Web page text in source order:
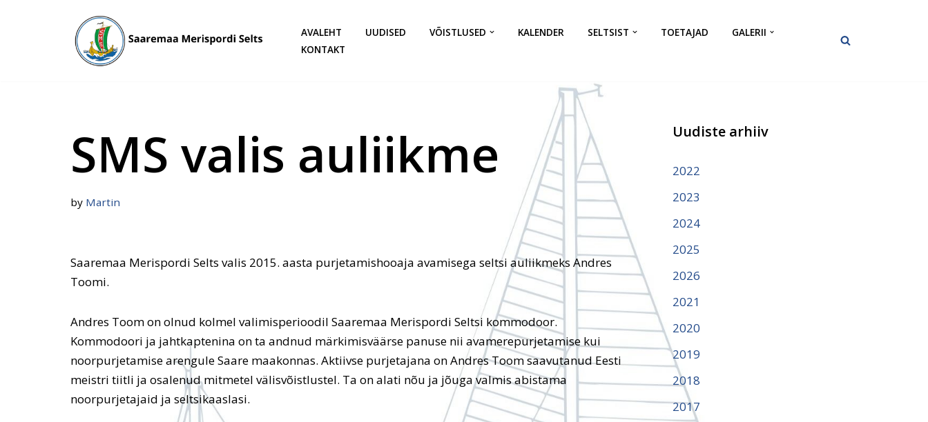
AVALEHT UUDISED VÕISTLUSED KALENDER SELTSIST TOETAJAD
GALERII
KONTAKT
SMS valis auliikme
by Martin
Saaremaa Merispordi Selts valis 2015. aasta purjetamishooaja avamisega seltsi auliikmeks Andres
Toomi.
Andres Toom on olnud kolmel valimisperioodil Saaremaa Merispordi Seltsi kommodoor.
Kommodoori ja jahtkaptenina on ta andnud märkimisväärse panuse nii avamerepurjetamise kui
noorpurjetamise arengule Saare maakonnas. Aktiivse purjetajana on Andres Toom saavutanud Eesti
meistri tiitli ja osalenud mitmetel välisvõistlustel. Ta on alati nõu ja jõuga valmis abistama
noorpurjetajaid ja seltsikaaslasi.
Uudiste arhiiv
2022
2023
2024
2025
2026
2021
2020
2019
2018
2017